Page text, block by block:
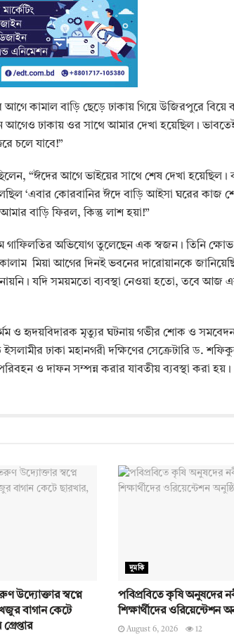
কামাল বাড়ি ছেড়ে ঢাকায় গিয়ে উজিরপুরে বিয়ে
আগেও ঢাকায় ওর সাথে আমার দেখা হয়েছিল।
চলে যাবে!”
“ঈদের আগে ভাইয়ের সাথে শেষ দেখা হয়েছিল।
‘এবার কোরবানির ঈদে বাড়ি আইসা ঘরের কাজ
আমার বাড়ি ফিরল, কিন্তু লাশ হয়া!”
গাফিলতির অভিযোগ তুলেছেন এক স্বজন। তিনি
মিয়া আগের দিনই ভবনের দারোয়ানকে
যদি সময়মতো ব্যবস্থা নেওয়া হতো, তবে আজ
ও হৃদয়বিদারক মৃত্যুর ঘটনায় গভীর শোক ও
ঢাকা মহানগরী দক্ষিণের সেক্রেটারি ড.
ও দাফন সম্পন্ন করার যাবতীয় ব্যবস্থা করা হয়।
উদ্যোক্তার স্বপ্নে
বাগান কেটে
দুমকি
পবিপ্রবিতে কৃষি অনুষদের
শিক্ষার্থীদের ওরিয়েন্টেশন
August 6, 2026 12